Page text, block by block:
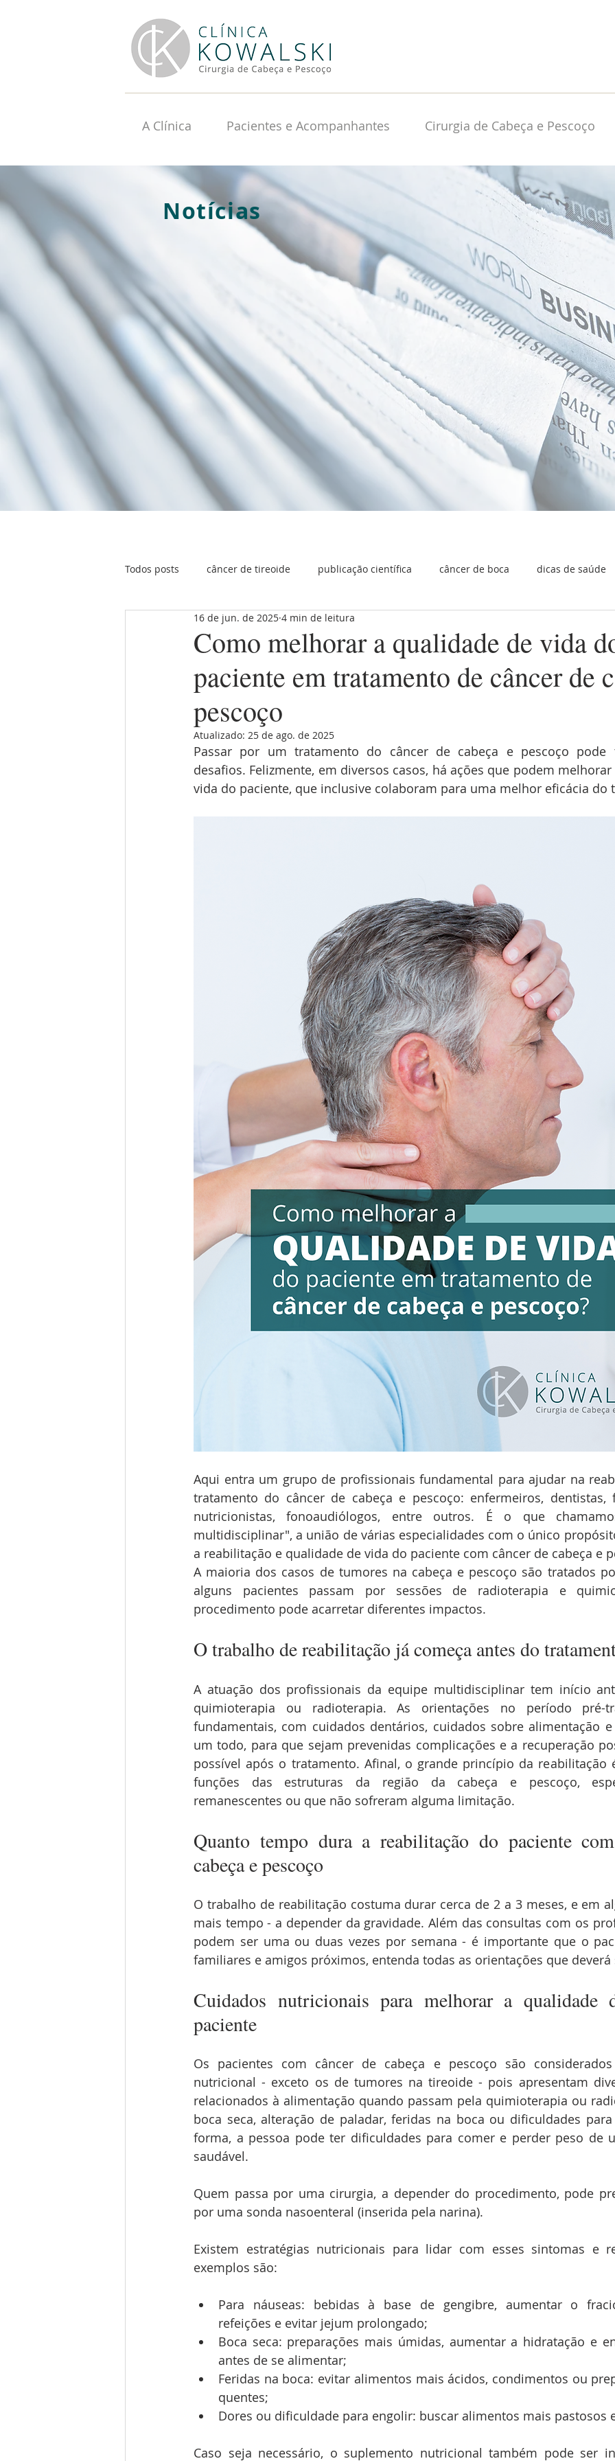
A Clínica Pacientes e Acompanhantes Cirurgia de Cabeça e Pescoço
Notícias
Todos posts câncer de tireoide publicação científica câncer de boca dicas de saúde
câncer de laringe mitos e verdades
câncer de parotida câncer de cabeça e pescoço câncer de orofaringe HPV
câncer de faringe saúde da mulher
cirurgia robótica fisioterapia psico-oncologia câncer de cavidade nasal
Como melhorar a qualidade de vida
paciente em tratamento de câncer de
pescoço
16 de jun. de 2025 4 min de leitura
Atualizado: 25 de ago. de 2025
Passar por um tratamento do câncer de cabeça e pescoço pode
desafios. Felizmente, em diversos casos, há ações que podem
vida do paciente, que inclusive colaboram para uma melhor eficácia do
Aqui entra um grupo de profissionais fundamental para ajudar na
tratamento do câncer de cabeça e pescoço: enfermeiros, dentistas,
nutricionistas, fonoaudiólogos, entre outros. É o que
multidisciplinar", a união de várias especialidades com o único
a reabilitação e qualidade de vida do paciente com câncer de cabeça e
A maioria dos casos de tumores na cabeça e pescoço são tratados
alguns pacientes passam por sessões de radioterapia e
procedimento pode acarretar diferentes impactos.
O trabalho de reabilitação já começa antes do
A atuação dos profissionais da equipe multidisciplinar tem início
quimioterapia ou radioterapia. As orientações no período pré-
fundamentais, com cuidados dentários, cuidados sobre alimentação
um todo, para que sejam prevenidas complicações e a recuperação
possível após o tratamento. Afinal, o grande princípio da reabilitação
funções das estruturas da região da cabeça e pescoço,
remanescentes ou que não sofreram alguma limitação.
Quanto tempo dura a reabilitação do paciente
cabeça e pescoço
O trabalho de reabilitação costuma durar cerca de 2 a 3 meses, e em
mais tempo - a depender da gravidade. Além das consultas com os
podem ser uma ou duas vezes por semana - é importante que o
familiares e amigos próximos, entenda todas as orientações que deverá
Cuidados nutricionais para melhorar a qualidade
paciente
Os pacientes com câncer de cabeça e pescoço são
nutricional - exceto os de tumores na tireoide - pois apresentam
relacionados à alimentação quando passam pela quimioterapia ou
boca seca, alteração de paladar, feridas na boca ou dificuldades
forma, a pessoa pode ter dificuldades para comer e perder peso de
saudável.
Quem passa por uma cirurgia, a depender do procedimento, pode
por uma sonda nasoenteral (inserida pela narina).
Existem estratégias nutricionais para lidar com esses sintomas e
exemplos são:
Para náuseas: bebidas à base de gengibre, aumentar o
refeições e evitar jejum prolongado;
Boca seca: preparações mais úmidas, aumentar a hidratação e
antes de se alimentar;
Feridas na boca: evitar alimentos mais ácidos, condimentos ou
quentes;
Dores ou dificuldade para engolir: buscar alimentos mais pastosos
Caso seja necessário, o suplemento nutricional também pode ser